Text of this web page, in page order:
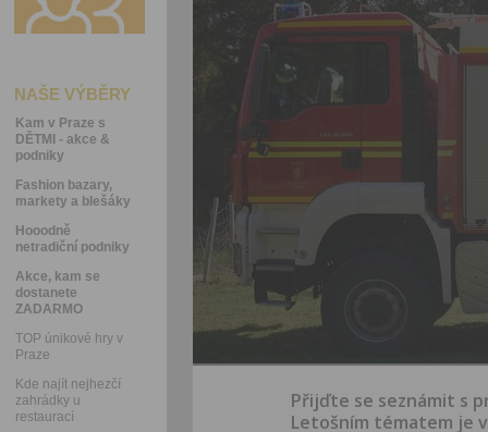
NAŠE VÝBĚRY
Kam v Praze s
DĚTMI - akce &
podniky
Fashion bazary,
markety a blešáky
Hooodně
netradiční podniky
Akce, kam se
dostanete
ZADARMO
TOP únikové hry v
Praze
Kde najít nejhezčí
zahrádky u
restaurací
Přijďte se seznámit s
Letošním tématem je